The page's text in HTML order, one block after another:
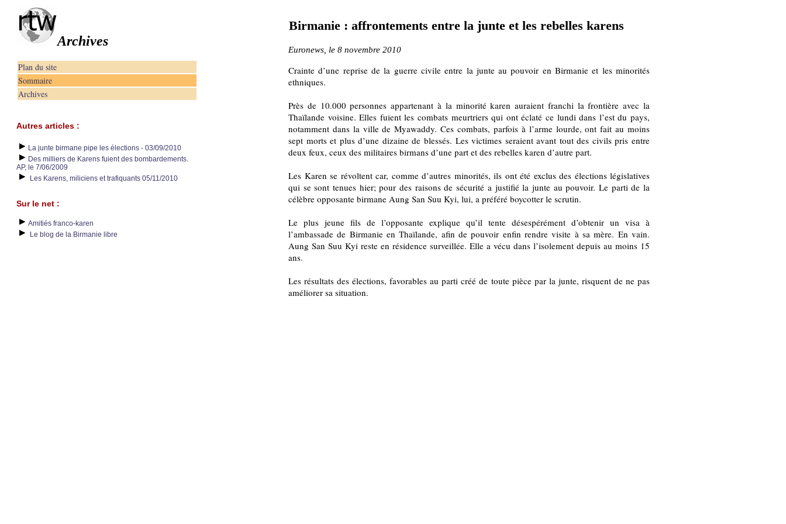
Archives
Plan du site
Sommaire
Archives
Autres articles :
La junte birmane pipe les élections - 03/09/2010
Des milliers de Karens fuient des bombardements.
AP, le 7/06/2009
Les Karens, miliciens et trafiquants 05/11/2010
Sur le net :
Amitiés franco-karen
Le blog de la Birmanie libre
Birmanie : affrontements entre la junte et les rebelles karens
Euronews, le 8 novembre 2010
Crainte d’une reprise de la guerre civile entre la junte au pouvoir en Birmanie et les minorités
ethniques.
Près de 10.000 personnes appartenant à la minorité karen auraient franchi la frontière avec la
Thaïlande voisine. Elles fuient les combats meurtriers qui ont éclaté ce lundi dans l’est du pays,
notamment dans la ville de Myawaddy. Ces combats, parfois à l’arme lourde, ont fait au moins
sept morts et plus d’une dizaine de blessés. Les victimes seraient avant tout des civils pris entre
deux feux, ceux des militaires birmans d’une part et des rebelles karen d’autre part.
Les Karen se révoltent car, comme d’autres minorités, ils ont été exclus des élections législatives
qui se sont tenues hier; pour des raisons de sécurité a justifié la junte au pouvoir. Le parti de la
célèbre opposante birmane Aung San Suu Kyi, lui, a préféré boycotter le scrutin.
Le plus jeune fils de l’opposante explique qu’il tente désespérément d’obtenir un visa à
l’ambassade de Birmanie en Thaïlande, afin de pouvoir enfin rendre visite à sa mère. En vain.
Aung San Suu Kyi reste en résidence surveillée. Elle a vécu dans l’isolement depuis au moins 15
ans.
Les résultats des élections, favorables au parti créé de toute pièce par la junte, risquent de ne pas
améliorer sa situation.